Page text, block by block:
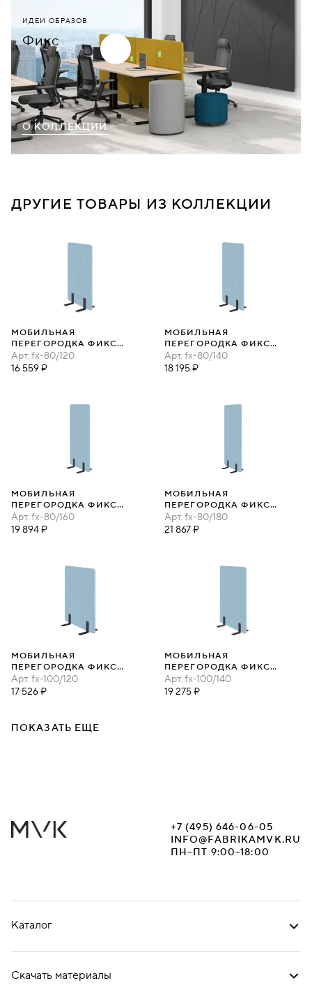
ИДЕИ ОБРАЗОВ
Фикс
О КОЛЛЕКЦИИ
ДРУГИЕ ТОВАРЫ ИЗ КОЛЛЕКЦИИ
МОБИЛЬНАЯ
ПЕРЕГОРОДКА ФИКС
80Х120
Арт. fx-80/120
16 559 ₽
МОБИЛЬНАЯ
ПЕРЕГОРОДКА ФИКС
80Х140
Арт. fx-80/140
18 195 ₽
МОБИЛЬНАЯ
ПЕРЕГОРОДКА ФИКС
80Х160
Арт. fx-80/160
19 894 ₽
МОБИЛЬНАЯ
ПЕРЕГОРОДКА ФИКС
80Х180
Арт. fx-80/180
21 867 ₽
МОБИЛЬНАЯ
ПЕРЕГОРОДКА ФИКС
100Х120
Арт. fx-100/120
17 526 ₽
МОБИЛЬНАЯ
ПЕРЕГОРОДКА ФИКС
100Х140
Арт. fx-100/140
19 275 ₽
ПОКАЗАТЬ ЕЩЕ
+7 (495) 646-06-05
INFO@FABRIKAMVK.RU
ПН–ПТ 9:00–18:00
Каталог
Скачать материалы